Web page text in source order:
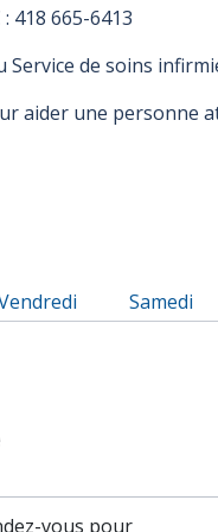
418 665-6413
Service de soins
aider une personne
août 2026du Vendredi 07
Horaire
Samedi
vous pour